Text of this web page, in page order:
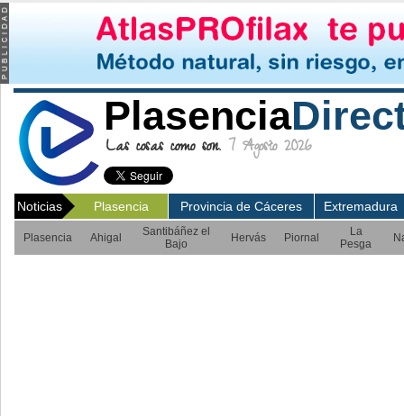
Plasencia
Las cosas como son. 7 Agosto 2026
Noticias Plasencia Provincia de Cáceres Extremadura
Plasencia Ahigal
Santibáñez el
Bajo
Hervás Piornal
La
Pesga